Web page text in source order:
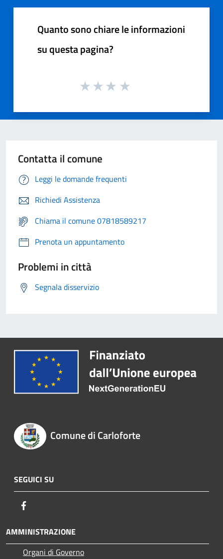
Quanto sono chiare le informazioni
su questa pagina?
Contatta il comune
Leggi le domande frequenti
Richiedi Assistenza
Chiama il comune 07818589217
Prenota un appuntamento
Problemi in città
Segnala disservizio
Comune di Carloforte
SEGUICI SU
AMMINISTRAZIONE
Organi di Governo